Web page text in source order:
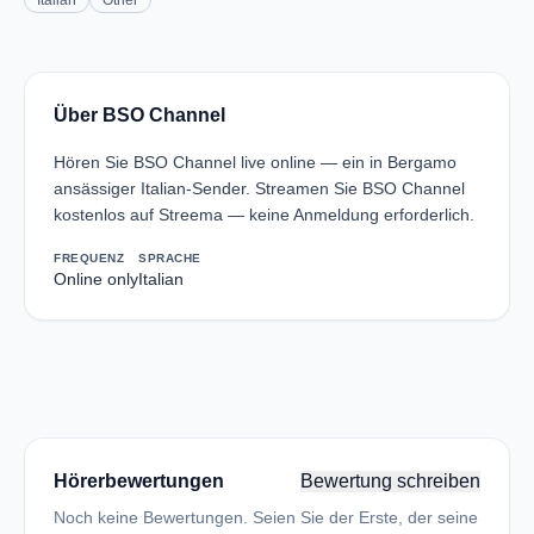
Über BSO Channel
Hören Sie BSO Channel live online — ein in Bergamo
ansässiger Italian-Sender. Streamen Sie BSO Channel
kostenlos auf Streema — keine Anmeldung erforderlich.
FREQUENZ
Online only
SPRACHE
Italian
Hörerbewertungen Bewertung schreiben
Noch keine Bewertungen. Seien Sie der Erste, der seine